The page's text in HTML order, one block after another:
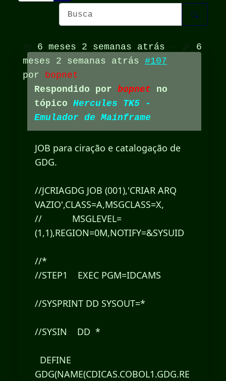
6 meses 2 semanas atrás -
6
meses 2 semanas atrás #107
por bopnet
Respondido por bopnet no
tópico Hercules TK5 -
Emulador de Mainframe
JOB para ciração e catalogação de
GDG.
//JCRIAGDG JOB (001),'CRIAR ARQ
VAZIO',CLASS=A,MSGCLASS=X,
// MSGLEVEL=
(1,1),REGION=0M,NOTIFY=&SYSUID
//*
//STEP1 EXEC PGM=IDCAMS
//SYSPRINT DD SYSOUT=*
//SYSIN DD *
DEFINE
GDG(NAME(CDICAS.COBOL1.GDG.RE